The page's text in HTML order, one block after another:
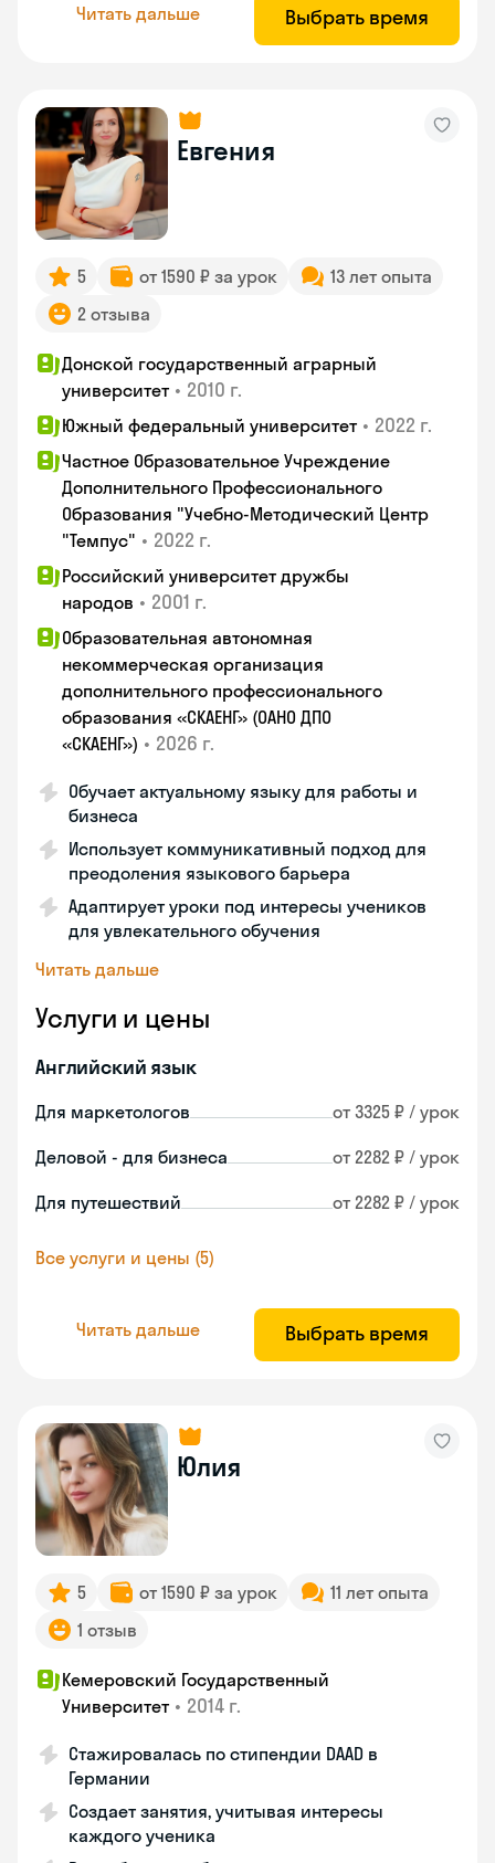
Читать дальше Выбрать время
Евгения
5 от 1590 ₽ за урок
13 лет опыта
2 отзыва
Донской государственный аграрный
университет • 2010 г.
Южный федеральный университет • 2022 г.
Частное Образовательное Учреждение
Дополнительного Профессионального
Образования "Учебно-Методический Центр
"Темпус" • 2022 г.
Российский университет дружбы
народов • 2001 г.
Образовательная автономная
некоммерческая организация
дополнительного профессионального
образования «СКАЕНГ» (ОАНО ДПО
«СКАЕНГ») • 2026 г.
Обучает актуальному языку для работы и
бизнеса
Использует коммуникативный подход для
преодоления языкового барьера
Адаптирует уроки под интересы учеников
для увлекательного обучения
Читать дальше
Услуги и цены
Английский язык
Для маркетологов от 3325 ₽ / урок
Деловой - для бизнеса от 2282 ₽ / урок
Для путешествий от 2282 ₽ / урок
Все услуги и цены (5)
Читать дальше Выбрать время
Юлия
5 от 1590 ₽ за урок
11 лет опыта
1 отзыв
Кемеровский Государственный
Университет • 2014 г.
Стажировалась по стипендии DAAD в
Германии
Создает занятия, учитывая интересы
каждого ученика